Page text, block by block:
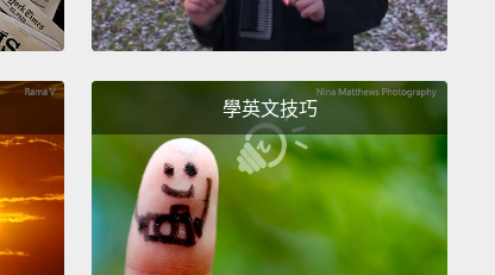
Some people can't dribble between
。有些人甚至無法胯下運球。
season, in 2000, playing alongside Shaquille
an NBA champion.
學英文技巧